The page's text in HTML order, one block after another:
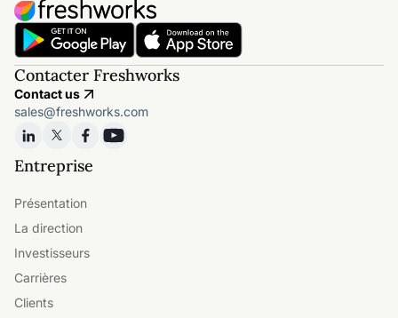
Contacter Freshworks
Contact us
sales@freshworks.com
Entreprise
Présentation
La direction
Investisseurs
Carrières
Clients